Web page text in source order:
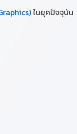
ในยุคปัจจุบัน